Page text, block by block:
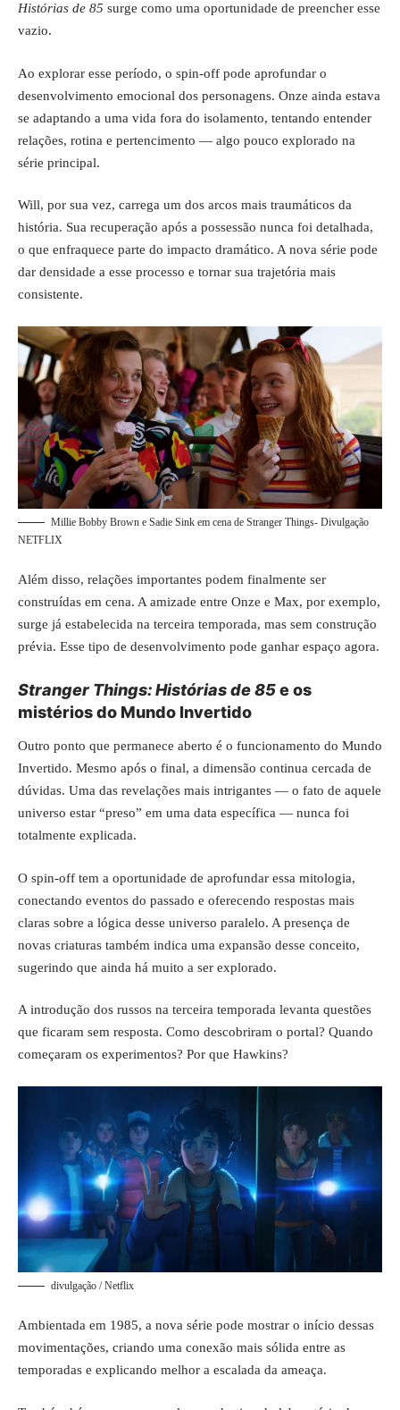
Histórias de 85 surge como uma oportunidade de preencher esse
vazio.
Ao explorar esse período, o spin-off pode aprofundar o
desenvolvimento emocional dos personagens. Onze ainda estava
se adaptando a uma vida fora do isolamento, tentando entender
relações, rotina e pertencimento — algo pouco explorado na
série principal.
Will, por sua vez, carrega um dos arcos mais traumáticos da
história. Sua recuperação após a possessão nunca foi detalhada,
o que enfraquece parte do impacto dramático. A nova série pode
dar densidade a esse processo e tornar sua trajetória mais
consistente.
Millie Bobby Brown e Sadie Sink em cena de Stranger Things- Divulgação
NETFLIX
Além disso, relações importantes podem finalmente ser
construídas em cena. A amizade entre Onze e Max, por exemplo,
surge já estabelecida na terceira temporada, mas sem construção
prévia. Esse tipo de desenvolvimento pode ganhar espaço agora.
Stranger Things: Histórias de 85e os
mistérios do Mundo Invertido
Outro ponto que permanece aberto é o funcionamento do Mundo
Invertido. Mesmo após o final, a dimensão continua cercada de
dúvidas. Uma das revelações mais intrigantes — o fato de aquele
universo estar “preso” em uma data específica — nunca foi
totalmente explicada.
O spin-off tem a oportunidade de aprofundar essa mitologia,
conectando eventos do passado e oferecendo respostas mais
claras sobre a lógica desse universo paralelo. A presença de
novas criaturas também indica uma expansão desse conceito,
sugerindo que ainda há muito a ser explorado.
A introdução dos russos na terceira temporada levanta questões
que ficaram sem resposta. Como descobriram o portal? Quando
começaram os experimentos? Por que Hawkins?
divulgação / Netflix
Ambientada em 1985, a nova série pode mostrar o início dessas
movimentações, criando uma conexão mais sólida entre as
temporadas e explicando melhor a escalada da ameaça.